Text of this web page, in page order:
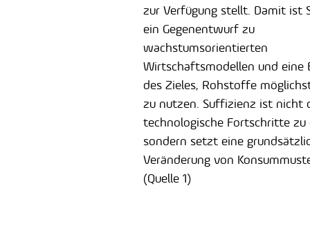
zur Verfügung stellt. Damit ist
ein Gegenentwurf zu
wachstumsorientierten
Wirtschaftsmodellen und eine
des Zieles, Rohstoffe
zu nutzen. Suffizienz ist nicht
technologische Fortschritte zu
sondern setzt eine
Veränderung von
(Quelle 1)